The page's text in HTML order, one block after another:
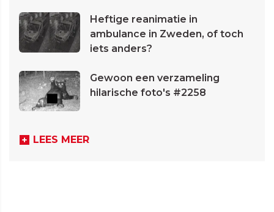
Heftige reanimatie in
ambulance in Zweden, of toch
iets anders?
Gewoon een verzameling
hilarische foto's #2258
LEES MEER